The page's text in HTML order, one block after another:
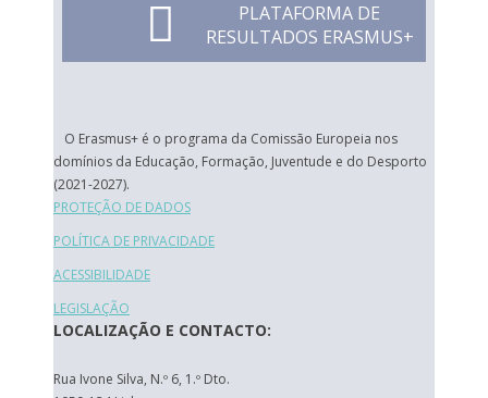
PLATAFORMA DE
RESULTADOS ERASMUS+
O Erasmus+ é o programa da Comissão Europeia nos
domínios da Educação, Formação, Juventude e do Desporto
(2021-2027).
PROTEÇÃO DE DADOS
POLÍTICA DE PRIVACIDADE
ACESSIBILIDADE
LEGISLAÇÃO
LOCALIZAÇÃO E CONTACTO:
Rua Ivone Silva, N.º 6, 1.º Dto.